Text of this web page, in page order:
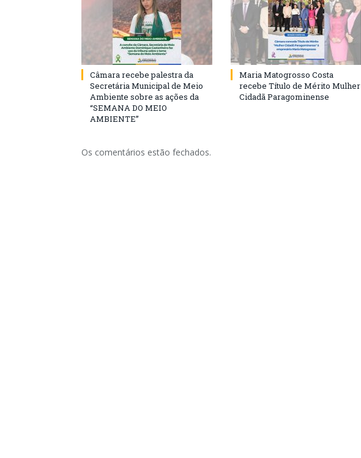
Câmara recebe palestra da
Secretária Municipal de Meio
Ambiente sobre as ações da
“SEMANA DO MEIO
AMBIENTE”
Maria Matogrosso Costa
recebe Título de Mérito Mulher
Cidadã Paragominense
Os comentários estão fechados.